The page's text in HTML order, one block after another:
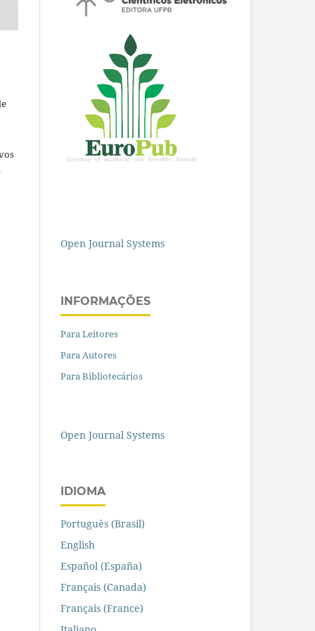
Open Journal Systems
INFORMAÇÕES
Para Leitores
Para Autores
Para Bibliotecários
Open Journal Systems
IDIOMA
Português (Brasil)
English
Español (España)
Français (Canada)
Français (France)